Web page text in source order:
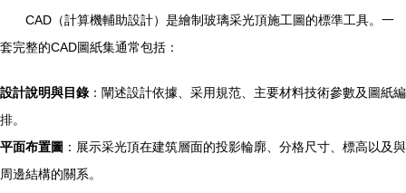
CAD（計算機輔助設計）是繪制玻璃采光頂施工圖的標準工具。一
套完整的CAD圖紙集通常包括：
設計說明與目錄 ：闡述設計依據、采用規范、主要材料技術參數及圖紙編
排。
平面布置圖 ：展示采光頂在建筑層面的投影輪廓、分格尺寸、標高以及與
周邊結構的關系。